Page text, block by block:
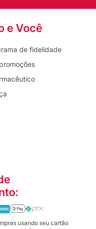
e Você
de fidelidade
usando seu cartão